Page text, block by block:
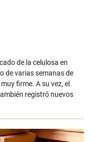
de la celulosa en
de varias semanas de
firme. A su vez, el
registró nuevos